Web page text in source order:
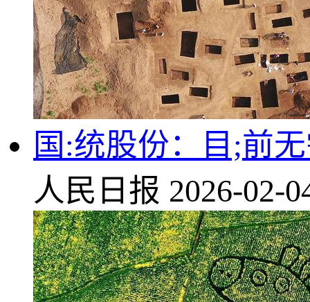
国:统股份：目;前
人民日报 2026-02-